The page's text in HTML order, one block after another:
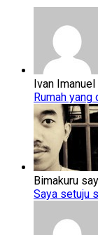
Ivan
Rumah yang
Bimakuru
Saya setuju